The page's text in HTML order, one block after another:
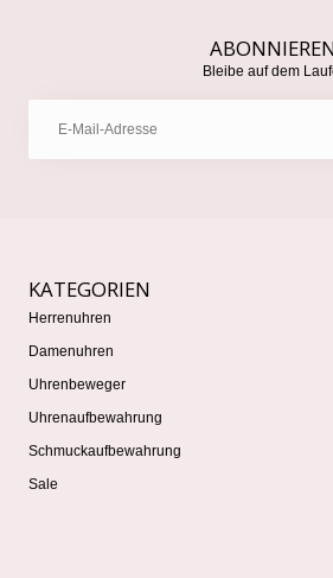
Bleibe auf dem
KATEGORIEN
Herrenuhren
Damenuhren
Uhrenbeweger
Uhrenaufbewahrung
Schmuckaufbewahrung
Sale